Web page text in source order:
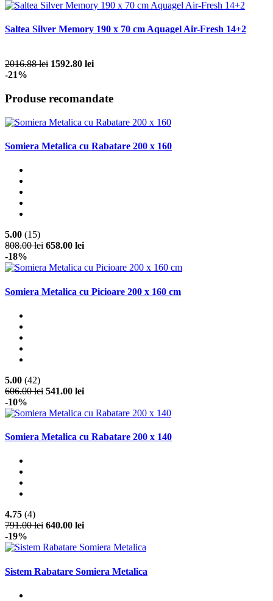
Saltea Silver Memory 190 x 70 cm Aquagel Air-Fresh 14+2
2016.88 lei 1592.80 lei
-21%
Produse recomandate
Somiera Metalica cu Rabatare 200 x 160
5.00 (15)
808.00 lei 658.00 lei
-18%
Somiera Metalica cu Picioare 200 x 160 cm
5.00 (42)
606.00 lei 541.00 lei
-10%
Somiera Metalica cu Rabatare 200 x 140
4.75 (4)
791.00 lei 640.00 lei
-19%
Sistem Rabatare Somiera Metalica